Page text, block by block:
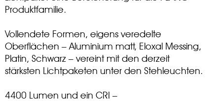
Produktfamilie.
Vollendete Formen, eigens veredelte
Oberflächen – Aluminium matt, Eloxal Messing,
Platin, Schwarz – vereint mit den derzeit
stärksten Lichtpaketen unter den Stehleuchten.
4400 Lumen und ein CRI –